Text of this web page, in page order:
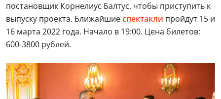
постановщик Корнелиус Балтус, чтобы приступить к
выпуску проекта. Ближайшиеспектакли пройдут 15 и
16 марта 2022 года. Начало в 19:00. Цена билетов:
600-3800 рублей.